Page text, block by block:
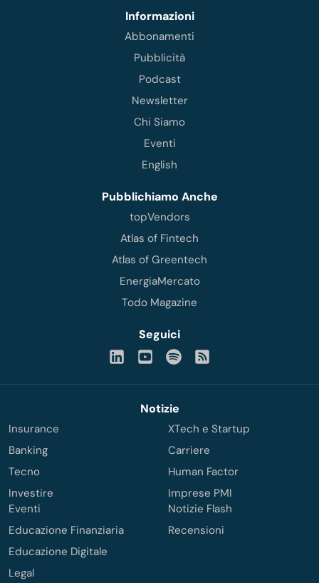
Informazioni
Abbonamenti
Pubblicità
Podcast
Newsletter
Chi Siamo
Eventi
English
Pubblichiamo Anche
topVendors
Atlas of Fintech
Atlas of Greentech
EnergiaMercato
Todo Magazine
Seguici
Notizie
Insurance
Banking
Tecno
Investire
XTech e Startup
Carriere
Human Factor
Imprese PMI
Eventi
Educazione Finanziaria
Educazione Digitale
Legal
Notizie Flash
Recensioni